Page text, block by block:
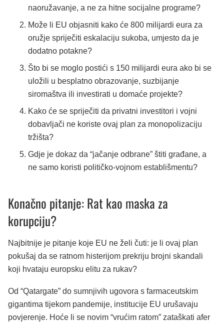
naoružavanje, a ne za hitne socijalne programe?
Može li EU objasniti kako će 800 milijardi eura za
oružje spriječiti eskalaciju sukoba, umjesto da je
dodatno potakne?
Što bi se moglo postići s 150 milijardi eura ako bi se
uložili u besplatno obrazovanje, suzbijanje
siromaštva ili investirati u domaće projekte?
Kako će se spriječiti da privatni investitori i vojni
dobavljači ne koriste ovaj plan za monopolizaciju
tržišta?
Gdje je dokaz da “jačanje odbrane” štiti građane, a
ne samo koristi političko-vojnom establišmentu?
Konačno pitanje: Rat kao maska za
korupciju?
Najbitnije je pitanje koje EU ne želi čuti: je li ovaj plan
pokušaj da se ratnom histerijom prekriju brojni skandali
koji hvataju europsku elitu za rukav?
Od “Qatargate” do sumnjivih ugovora s farmaceutskim
gigantima tijekom pandemije, institucije EU urušavaju
povjerenje. Hoće li se novim “vrućim ratom” zataškati afer